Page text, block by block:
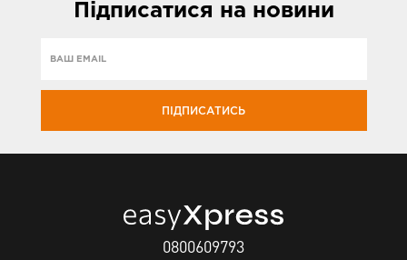
Підписатися на новини
ПІДПИСАТИСЬ
0800609793